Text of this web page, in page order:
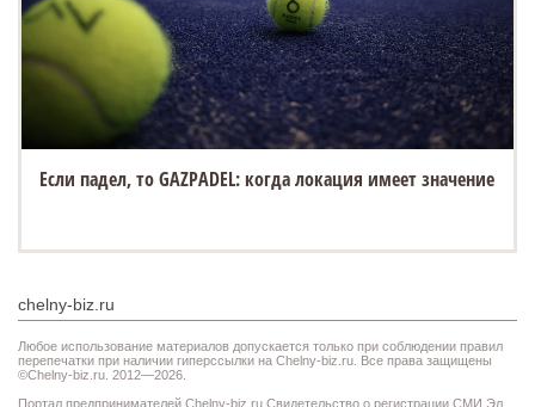
Если падел, то GAZPADEL: когда локация имеет значение
chelny-biz.ru
Любое использование материалов допускается только при соблюдении правил
перепечатки при наличии гиперссылки на Chelny-biz.ru. Все права защищены
©Chelny-biz.ru. 2012—2026.
Портал предпринимателей Chelny-biz.ru Свидетельство о регистрации СМИ Эл